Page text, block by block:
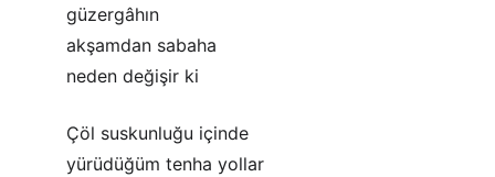
güzergâhın
akşamdan sabaha
neden değişir ki
Çöl suskunluğu içinde
yürüdüğüm tenha yollar